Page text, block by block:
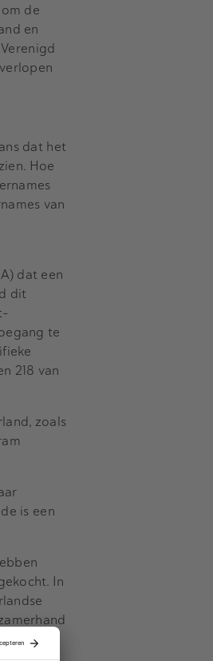
de
en
dat het
Hoe
van
dat een
dit
te
218 van
zoals
is een
In